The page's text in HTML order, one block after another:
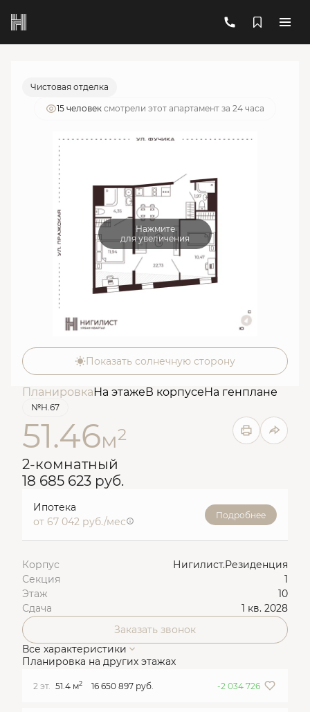
2-комнатный 18 685 623 руб.
Ипотека
Чистовая отделка
15 человек смотрели этот апартамент за 24 часа
Нажмите
для увеличения
Показать солнечную сторону
ПланировкаНа этажеВ корпусеНа генплане
№Н.67
51.46м2
2-комнатный
18 685 623 руб.
Ипотека
от 67 042 руб./мес
Подробнее
Корпус
Нигилист.Резиденция
Секция
1
Этаж
10
Сдача
1 кв. 2028
Заказать звонок
Все характеристики
Планировка на других этажах
2 эт. 51.4 м2 16 650 897 руб. -2 034 726